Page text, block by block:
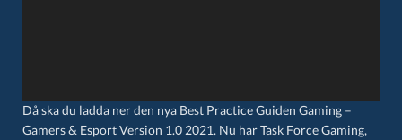
Då ska du ladda ner den nya Best Practice Guiden Gaming –
Gamers & Esport Version 1.0 2021. Nu har Task Force Gaming,